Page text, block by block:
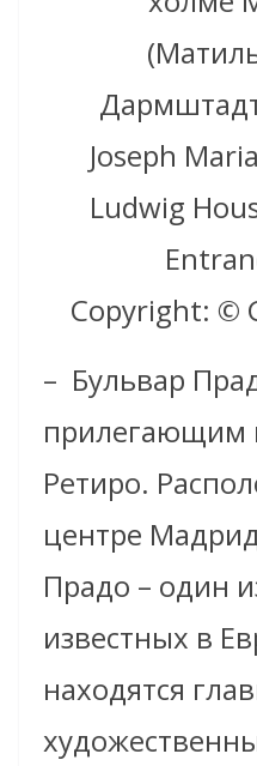
Joseph
Ludwig
Copyright: ©
– Бульвар
прилегающим
Ретиро.
центре
Прадо – один
известных в
находятся